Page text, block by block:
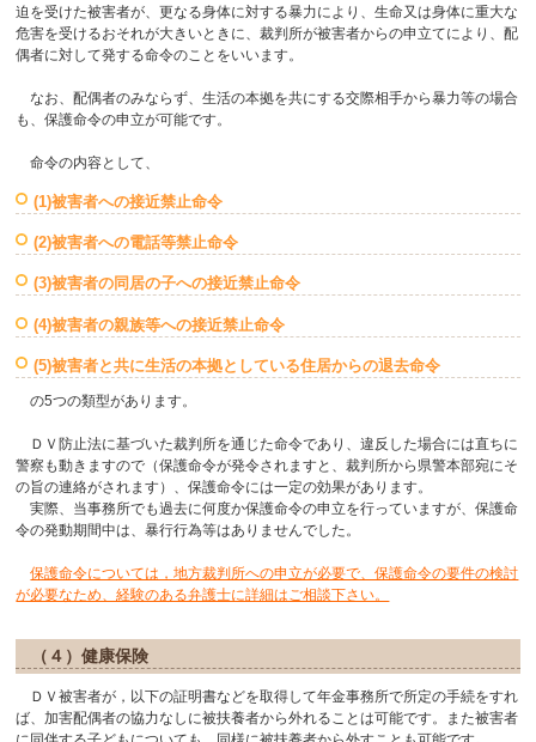
迫を受けた被害者が、更なる身体に対する暴力により、生命又は身体に重大な
危害を受けるおそれが大きいときに、裁判所が被害者からの申立てにより、配
偶者に対して発する命令のことをいいます。
なお、配偶者のみならず、生活の本拠を共にする交際相手から暴力等の場合
も、保護命令の申立が可能です。
命令の内容として、
(1)被害者への接近禁止命令
(2)被害者への電話等禁止命令
(3)被害者の同居の子への接近禁止命令
(4)被害者の親族等への接近禁止命令
(5)被害者と共に生活の本拠としている住居からの退去命令
の5つの類型があります。
ＤＶ防止法に基づいた裁判所を通じた命令であり、違反した場合には直ちに
警察も動きますので（保護命令が発令されますと、裁判所から県警本部宛にそ
の旨の連絡がされます）、保護命令には一定の効果があります。
実際、当事務所でも過去に何度か保護命令の申立を行っていますが、保護命
令の発動期間中は、暴行行為等はありませんでした。
保護命令については，地方裁判所への申立が必要で、保護命令の要件の検討
が必要なため、経験のある弁護士に詳細はご相談下さい。
（４）健康保険
ＤＶ被害者が，以下の証明書などを取得して年金事務所で所定の手続をすれ
ば、加害配偶者の協力なしに被扶養者から外れることは可能です。また被害者